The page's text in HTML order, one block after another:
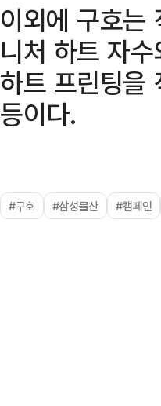
이외에 구호는
니처 하트 자
하트 프린팅을
등이다.
#구호 #삼성물산 #캠페인